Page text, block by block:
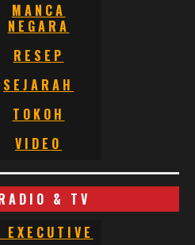
MANCA
NEGARA
RESEP
SEJARAH
TOKOH
VIDEO
& TV
EXECUTIVE